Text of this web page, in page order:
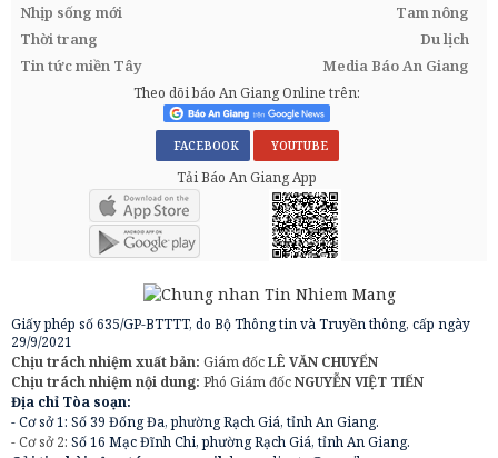
Nhịp sống mới
Tam nông
Thời trang
Du lịch
Tin tức miền Tây
Media Báo An Giang
Theo dõi báo An Giang Online trên:
FACEBOOK YOUTUBE
Tải Báo An Giang App
Giấy phép số 635/GP-BTTTT, do Bộ Thông tin và Truyền thông, cấp ngày
29/9/2021
Chịu trách nhiệm xuất bản: Giám đốcLÊ VĂN CHUYỂN
Chịu trách nhiệm nội dung: Phó Giám đốcNGUYỄN VIỆT TIẾN
Địa chỉ Tòa soạn:
- Cơ sở 1: Số 39 Đống Đa, phường Rạch Giá, tỉnh An Giang.
- Cơ sở 2: Số 16 Mạc Đĩnh Chi, phường Rạch Giá, tỉnh An Giang.